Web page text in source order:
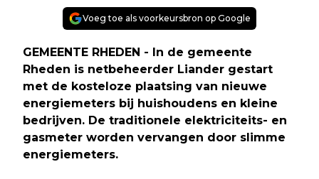
Voeg toe als voorkeursbron op Google
GEMEENTE RHEDEN - In de gemeente
Rheden is netbeheerder Liander gestart
met de kosteloze plaatsing van nieuwe
energiemeters bij huishoudens en kleine
bedrijven. De traditionele elektriciteits- en
gasmeter worden vervangen door slimme
energiemeters.